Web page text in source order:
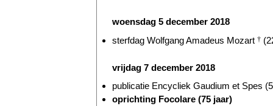
woensdag 5 december 2018
sterfdag Wolfgang Amadeus Mozart †
vrijdag 7 december 2018
publicatie Encycliek Gaudium et Spes
oprichting Focolare (75 jaar)